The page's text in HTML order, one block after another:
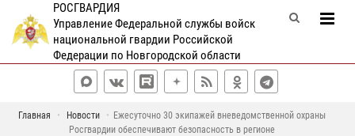
РОСГВАРДИЯ
Управление Федеральной службы войск
национальной гвардии Российской
Федерации по Новгородской области
Главная Новости
Ежесуточно 30 экипажей вневедомственной охраны
Росгвардии обеспечивают безопасность в регионе